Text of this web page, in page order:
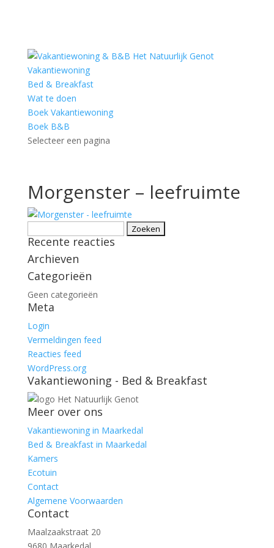
Vakantiewoning
Bed & Breakfast
Wat te doen
Boek Vakantiewoning
Boek B&B
Selecteer een pagina
Morgenster – leefruimte
naar:
Recente reacties
Archieven
Categorieën
Geen categorieën
Meta
Login
Vermeldingen feed
Reacties feed
WordPress.org
Vakantiewoning - Bed & Breakfast
Meer over ons
Vakantiewoning in Maarkedal
Bed & Breakfast in Maarkedal
Kamers
Ecotuin
Contact
Algemene Voorwaarden
Contact
Maalzaakstraat 20